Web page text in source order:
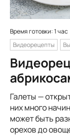
Время готовки: 1 час
Видеорецепты
Галеты —
них много
может быть
орехов до